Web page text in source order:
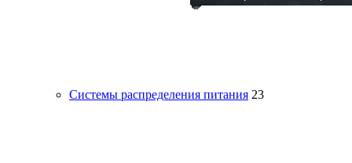
Системы распределения питания 23